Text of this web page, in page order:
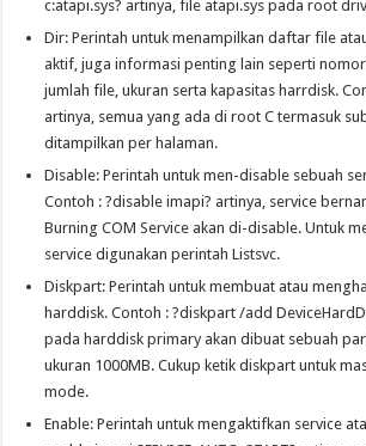
c:atapi.sys? artinya, file atapi.sys pada root
Dir: Perintah untuk menampilkan daftar file
aktif, juga informasi penting lain seperti
jumlah file, ukuran serta kapasitas harrdisk.
artinya, semua yang ada di root C termasuk
ditampilkan per halaman.
Disable: Perintah untuk men-disable sebuah
Contoh : ?disable imapi? artinya, service
Burning COM Service akan di-disable. Untuk
service digunakan perintah Listsvc.
Diskpart: Perintah untuk membuat atau
harddisk. Contoh : ?diskpart /add
pada harddisk primary akan dibuat sebuah
ukuran 1000MB. Cukup ketik diskpart untuk
mode.
Enable: Perintah untuk mengaktifkan service